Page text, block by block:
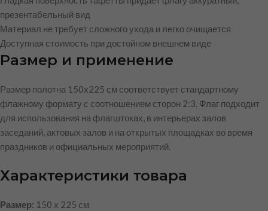
презентабельный вид
Материал не требует сложного ухода и легко очищается
Доступная стоимость при достойном внешнем виде
Размер и применение
Размер полотна 150х225 см соответствует стандартному
флажному формату с соотношением сторон 2:3. Флаг подходит
для использования на флагштоках, в интерьерах залов
заседаний, актовых залов и на открытых площадках во время
праздников и официальных мероприятий.
Характеристики товара
Размер: 150 х 225 см